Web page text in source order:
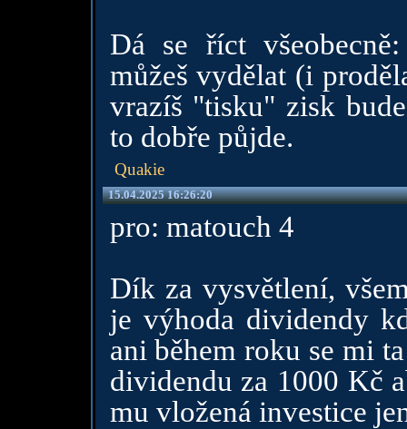
Dá se říct
můžeš vydělat (i
vrazíš "tisku" zisk
to dobře půjde.
Quakie
15.04.2025 16:26:20
pro: matouch 4
Dík za vysvětlení,
je výhoda dividendy
ani během roku se mi
dividendu za 1000 Kč
mu vložená investice